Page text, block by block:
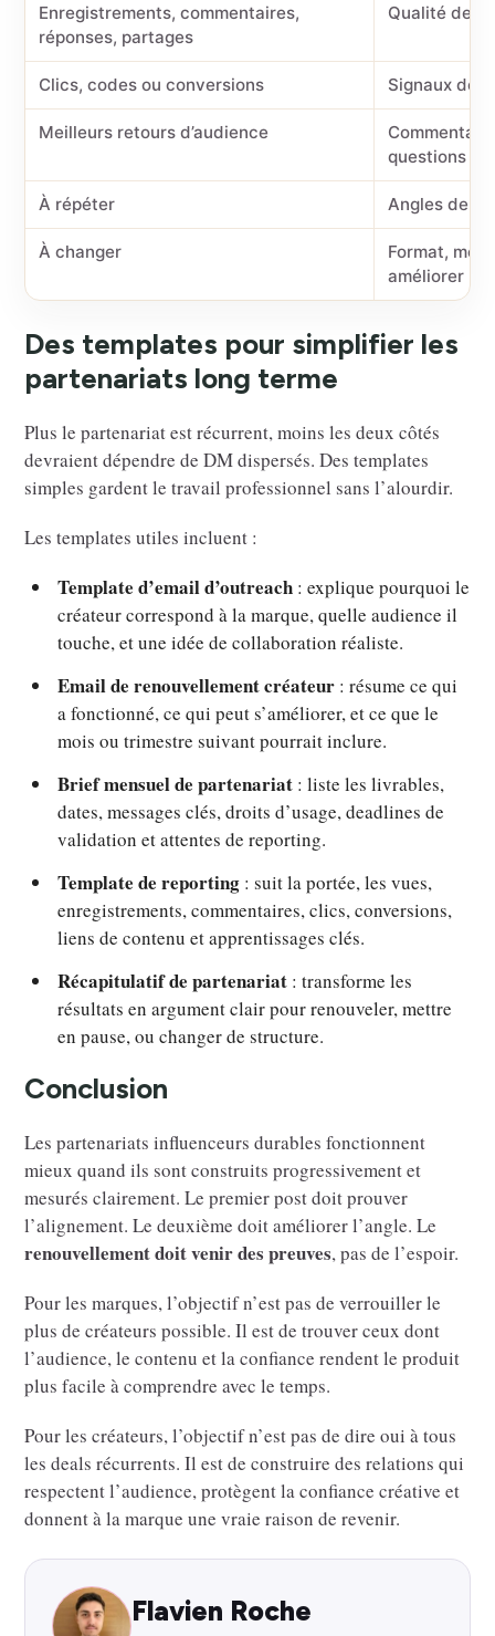
Enregistrements, commentaires,
réponses, partages
Qualité de
Clics, codes ou conversions Signaux de
Meilleurs retours d’audience
questions
À répéter Angles de
À changer
Format,
améliorer
Des templates pour simplifier les
partenariats long terme
Plus le partenariat est récurrent, moins les deux côtés
devraient dépendre de DM dispersés. Des templates
simples gardent le travail professionnel sans l’alourdir.
Les templates utiles incluent :
Template d’email d’outreach: explique pourquoi le
créateur correspond à la marque, quelle audience il
touche, et une idée de collaboration réaliste.
Email de renouvellement créateur: résume ce qui
a fonctionné, ce qui peut s’améliorer, et ce que le
mois ou trimestre suivant pourrait inclure.
Brief mensuel de partenariat: liste les livrables,
dates, messages clés, droits d’usage, deadlines de
validation et attentes de reporting.
Template de reporting: suit la portée, les vues,
enregistrements, commentaires, clics, conversions,
liens de contenu et apprentissages clés.
Récapitulatif de partenariat: transforme les
résultats en argument clair pour renouveler, mettre
en pause, ou changer de structure.
Conclusion
Les partenariats influenceurs durables fonctionnent
mieux quand ils sont construits progressivement et
mesurés clairement. Le premier post doit prouver
l’alignement. Le deuxième doit améliorer l’angle. Le
renouvellement doit venir des preuves, pas de l’espoir.
Pour les marques, l’objectif n’est pas de verrouiller le
plus de créateurs possible. Il est de trouver ceux dont
l’audience, le contenu et la confiance rendent le produit
plus facile à comprendre avec le temps.
Pour les créateurs, l’objectif n’est pas de dire oui à tous
les deals récurrents. Il est de construire des relations qui
respectent l’audience, protègent la confiance créative et
donnent à la marque une vraie raison de revenir.
Flavien Roche